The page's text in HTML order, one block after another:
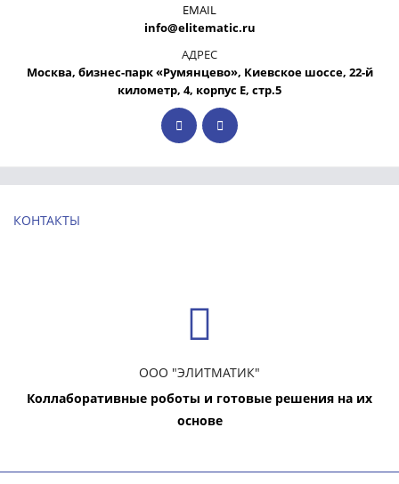
EMAIL
info@elitematic.ru
АДРЕС
Москва, бизнес-парк «Румянцево», Киевское шоссе, 22-й
километр, 4, корпус Е, стр.5
КОНТАКТЫ
ООО "ЭЛИТМАТИК"
Коллаборативные роботы и готовые решения на их
основе